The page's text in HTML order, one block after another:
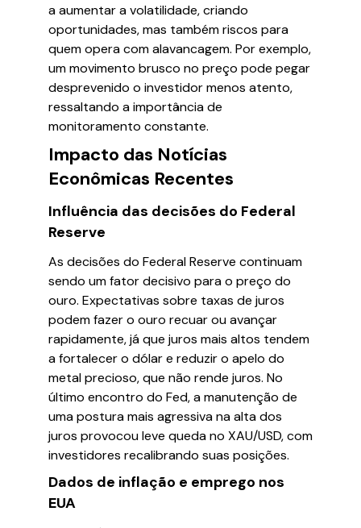
a aumentar a volatilidade, criando
oportunidades, mas também riscos para
quem opera com alavancagem. Por exemplo,
um movimento brusco no preço pode pegar
desprevenido o investidor menos atento,
ressaltando a importância de
monitoramento constante.
Impacto das Notícias
Econômicas Recentes
Influência das decisões do Federal
Reserve
As decisões do Federal Reserve continuam
sendo um fator decisivo para o preço do
ouro. Expectativas sobre taxas de juros
podem fazer o ouro recuar ou avançar
rapidamente, já que juros mais altos tendem
a fortalecer o dólar e reduzir o apelo do
metal precioso, que não rende juros. No
último encontro do Fed, a manutenção de
uma postura mais agressiva na alta dos
juros provocou leve queda no XAU/USD, com
investidores recalibrando suas posições.
Dados de inflação e emprego nos
EUA